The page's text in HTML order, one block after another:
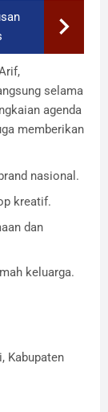
selama
agenda
memberikan
nasional.
kreatif.
dan
keluarga.
Kabupaten